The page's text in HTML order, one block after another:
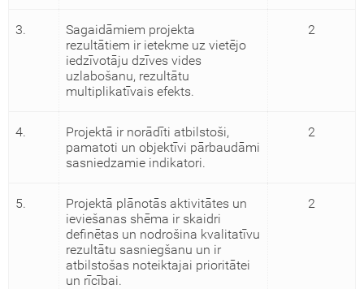
3.
Sagaidāmiem projekta
rezultātiem ir ietekme uz vietējo
iedzīvotāju dzīves vides
uzlabošanu, rezultātu
multiplikatīvais efekts.
2
4.
Projektā ir norādīti atbilstoši,
pamatoti un objektīvi pārbaudāmi
sasniedzamie indikatori.
2
5.
Projektā plānotās aktivitātes un
ieviešanas shēma ir skaidri
definētas un nodrošina kvalitatīvu
rezultātu sasniegšanu un ir
atbilstošas noteiktajai prioritātei
un rīcībai.
2